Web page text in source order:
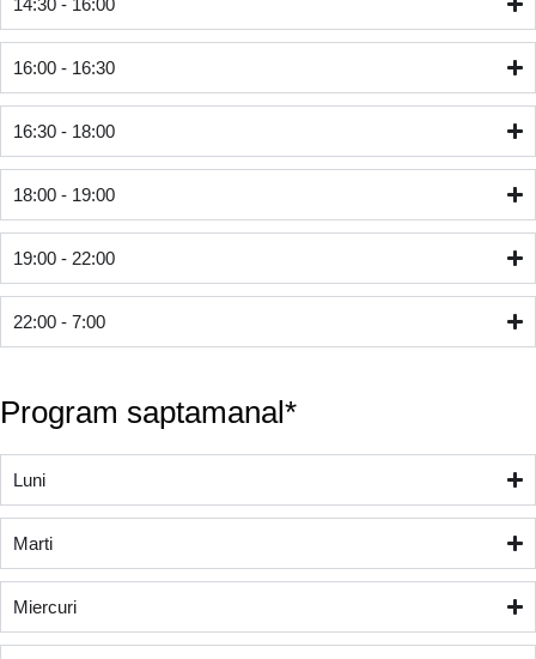
14:30 - 16:00
16:00 - 16:30
16:30 - 18:00
18:00 - 19:00
19:00 - 22:00
22:00 - 7:00
Program saptamanal*
Luni
Marti
Miercuri